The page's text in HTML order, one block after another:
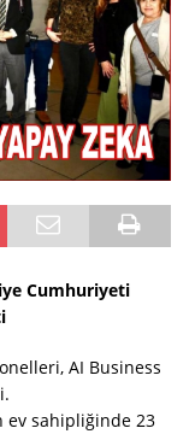
Cumhuriyeti
AI Business
ev sahipliğinde 23